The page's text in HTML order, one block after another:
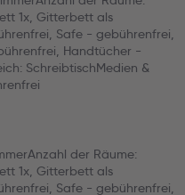
1x, Gitterbett als
Safe - gebührenfrei,
Handtücher -
SchreibtischMedien &
der Räume:
1x, Gitterbett als
Safe - gebührenfrei,